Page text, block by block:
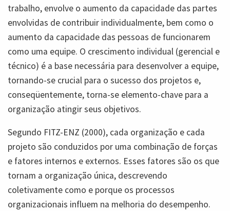
trabalho, envolve o aumento da capacidade das partes
envolvidas de contribuir individualmente, bem como o
aumento da capacidade das pessoas de funcionarem
como uma equipe. O crescimento individual (gerencial e
técnico) é a base necessária para desenvolver a equipe,
tornando-se crucial para o sucesso dos projetos e,
conseqüentemente, torna-se elemento-chave para a
organização atingir seus objetivos.
Segundo FITZ-ENZ (2000), cada organização e cada
projeto são conduzidos por uma combinação de forças
e fatores internos e externos. Esses fatores são os que
tornam a organização única, descrevendo
coletivamente como e porque os processos
organizacionais influem na melhoria do desempenho.